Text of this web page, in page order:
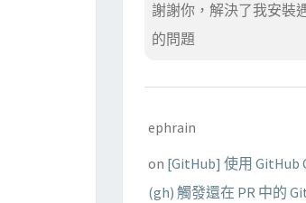
謝謝你，解決了我安裝
的問題
ephrain
on [GitHub] 使用 GitHub
(gh) 觸發還在 PR 中的